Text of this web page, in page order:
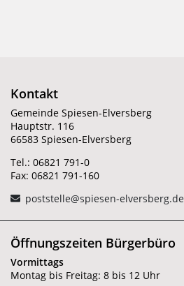
Kontakt
Gemeinde Spiesen-Elversberg
Hauptstr. 116
66583 Spiesen-Elversberg
Tel.: 06821 791-0
Fax: 06821 791-160
poststelle@spiesen-elversberg.de
Öffnungszeiten Bürgerbüro
Vormittags
Montag bis Freitag: 8 bis 12 Uhr